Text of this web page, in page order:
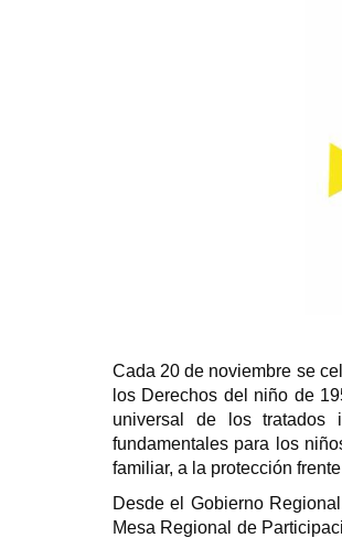
Cada 20 de noviembre se
los Derechos del niño de
universal de los tratados
fundamentales para los
familiar, a la protección
Desde el Gobierno
Mesa Regional de